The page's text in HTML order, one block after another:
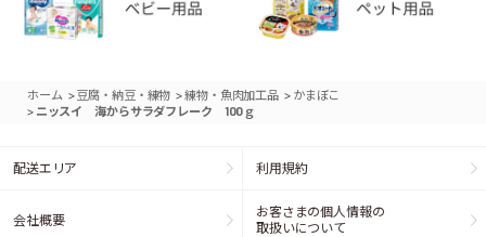
ホーム >豆腐・納豆・練物 >練物・魚肉加工品 > かまぼこ
> ニッスイ 海からサラダフレーク 100ｇ
配送エリア 利用規約
会社概要
お客さまの個人情報の
取扱いについて